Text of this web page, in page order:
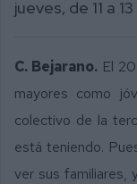
jueves, de 11 a
C. Bejarano. El
mayores como
colectivo de la
está teniendo.
ver sus familiares,